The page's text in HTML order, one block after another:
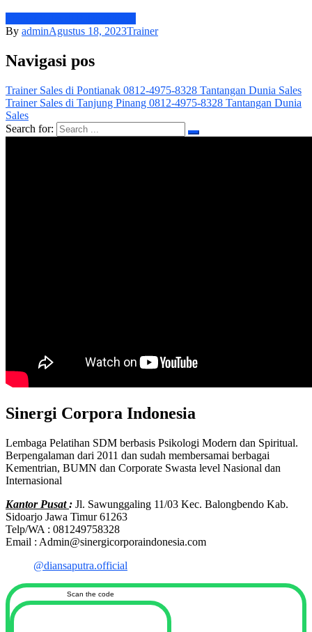
By adminAgustus 18, 2023Trainer
Navigasi pos
Trainer Sales di Pontianak 0812-4975-8328 Tantangan Dunia Sales
Trainer Sales di Tanjung Pinang 0812-4975-8328 Tantangan Dunia
Sales
Search for:
Sinergi Corpora Indonesia
Lembaga Pelatihan SDM berbasis Psikologi Modern dan Spiritual.
Berpengalaman dari 2011 dan sudah membersamai berbagai
Kementrian, BUMN dan Corporate Swasta level Nasional dan
Internasional
Kantor Pusat: Jl. Sawunggaling 11/03 Kec. Balongbendo Kab.
Sidoarjo Jawa Timur 61263
Telp/WA : 081249758328
Email : Admin@sinergicorporaindonesia.com
@diansaputra.official
Scan the code